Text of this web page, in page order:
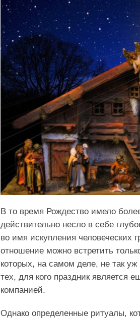
В то время Рождество имело
действительно несло в себе
во имя искупления человеческих
отношение можно встретить
которых, на самом деле, не так
тех, для кого праздник является
компанией.
Однако определенные ритуалы,